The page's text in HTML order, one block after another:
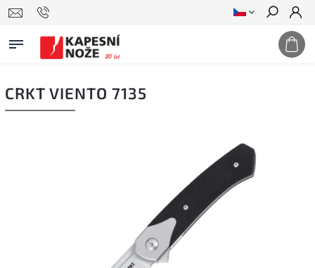
Hledat
CRKT VIENTO 7135